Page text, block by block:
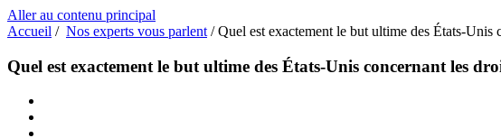
Aller au contenu principal
Accueil / Nos experts vous parlent /Quel est exactement le but ultime des États-Unis
Quel est exactement le but ultime des États-Unis concernant les